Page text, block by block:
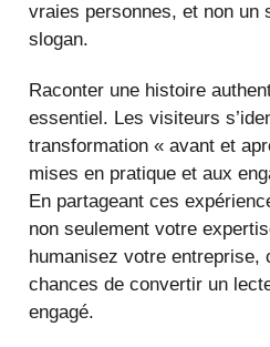
vraies personnes, et non un
slogan.
Raconter une histoire
essentiel. Les visiteurs
transformation « avant et
mises en pratique et aux
En partageant ces
non seulement votre
humanisez votre entreprise,
chances de convertir un
engagé.